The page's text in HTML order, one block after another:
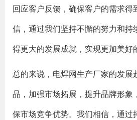
回应客户反馈，确保客户的需求得
信，通过我们坚持不懈的努力和持
得更大的发展成就，实现更加美好
总的来说，电焊网生产厂家的发展
品，加强市场拓展，提升品牌形象
保市场竞争优势。我们相信，通过